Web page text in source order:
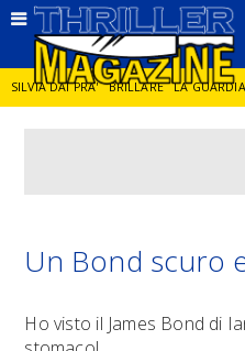
SILVIA DAI PRA' BRILLARE LA
Un Bond scuro
Ho visto il James Bond di